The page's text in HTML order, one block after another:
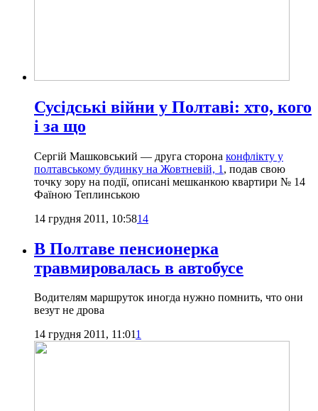
Сусідські війни у Полтаві: хто, кого
і за що
Сергій Машковський — друга сторона конфлікту у
полтавському будинку на Жовтневій, 1 , подав свою
точку зору на події, описані мешканкою квартири № 14
Фаїною Теплинською
14 грудня 2011, 10:5814
В Полтаве пенсионерка
травмировалась в автобусе
Водителям маршруток иногда нужно помнить, что они
везут не дрова
14 грудня 2011, 11:011